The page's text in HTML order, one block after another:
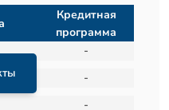
Кредитная
программа
-
-
-